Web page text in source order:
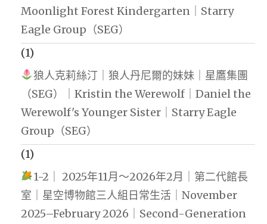
Moonlight Forest Kindergarten｜Starry
Eagle Group（SEG）
(1)
狼人克莉絲汀｜狼人丹尼爾的妹妹｜星鷹集團
（SEG）｜Kristin the Werewolf｜Daniel the
Werewolf's Younger Sister｜Starry Eagle
Group（SEG）
(1)
1-2｜ 2025年11月～2026年2月｜第二代館長
室｜星空博物館三人組日常生活｜November
2025–February 2026｜Second-Generation